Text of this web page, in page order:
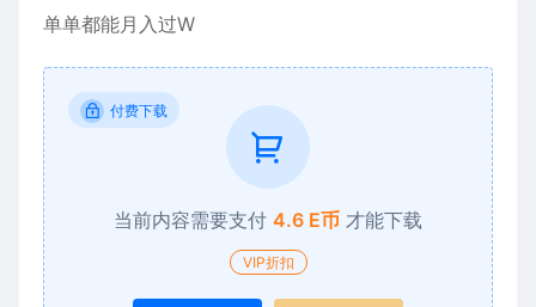
单单都能月入过W
付费下载
当前内容需要支付 4.6 E币 才能下载
VIP折扣